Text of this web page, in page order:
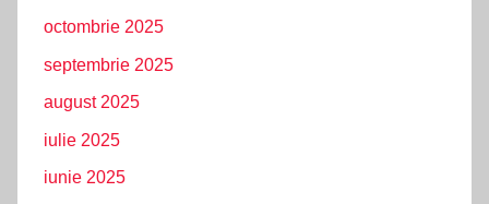
octombrie 2025
septembrie 2025
august 2025
iulie 2025
iunie 2025